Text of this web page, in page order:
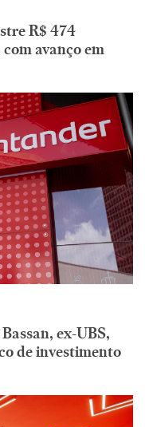
R$ 474
avanço em
ex-UBS,
de investimento